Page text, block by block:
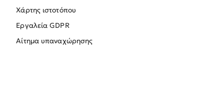
Χάρτης ιστοτόπου
Εργαλεία GDPR
Αίτημα υπαναχώρησης